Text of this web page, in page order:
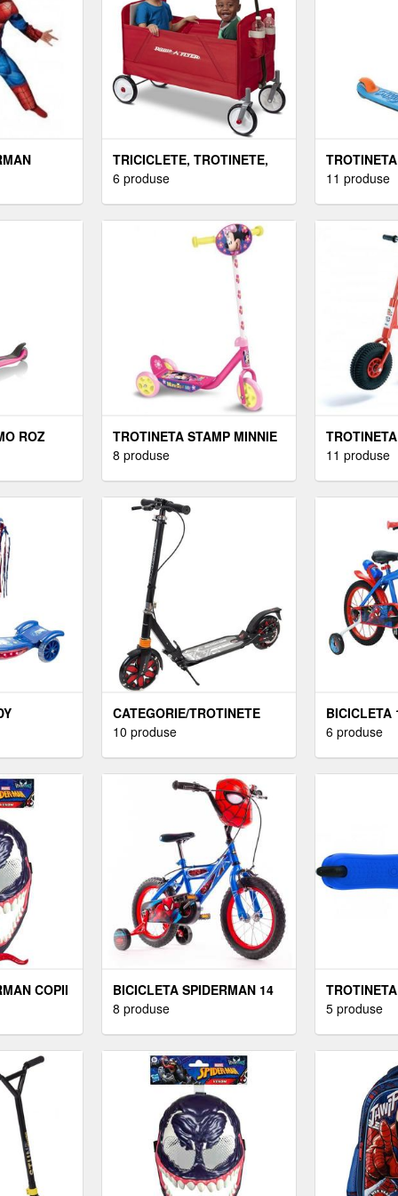
TRICICLETE, TROTINETE,
MASINUTE
6 produse
ALBASTRA
11 produse
ROZ
TROTINETA STAMP MINNIE
8 produse
11 produse
CATEGORIE/TROTINETE
10 produse
BICICLETA
6 produse
COPII
BICICLETA SPIDERMAN 14
INCH
8 produse
ALBASTRA
5 produse